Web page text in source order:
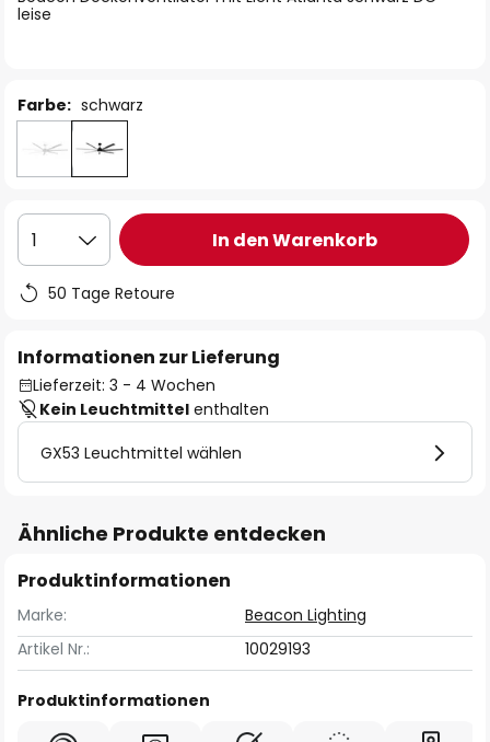
leise
Farbe: schwarz
1 In den Warenkorb
50 Tage Retoure
Informationen zur Lieferung
Lieferzeit: 3 - 4 Wochen
Kein Leuchtmittel enthalten
GX53 Leuchtmittel wählen
Ähnliche Produkte entdecken
Produktinformationen
Marke:
Beacon Lighting
Artikel Nr.:
10029193
Produktinformationen